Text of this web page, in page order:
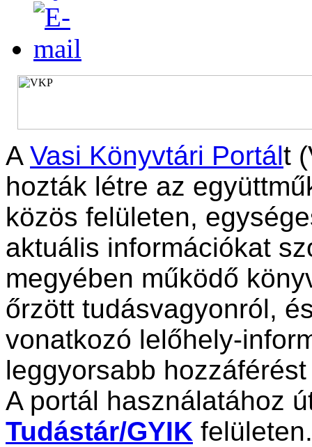
A Vasi Könyvtári Portált
hozták létre az
közös felületen,
aktuális információkat
megyében működő
őrzött tudásvagyonról,
vonatkozó lelőhely-
leggyorsabb
A portál használatához
Tudástár/GYIK felületen.